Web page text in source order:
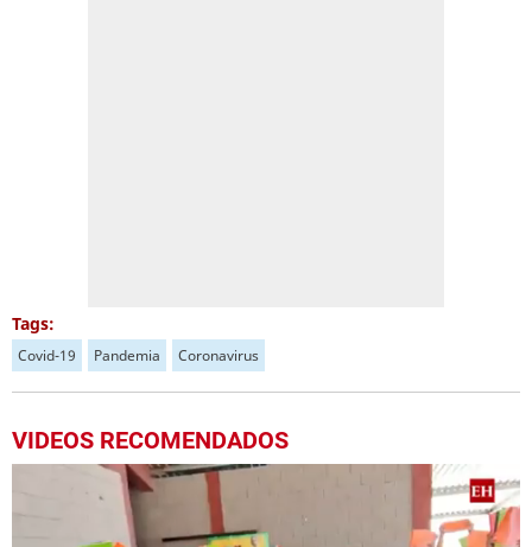
Tags:
Covid-19 Pandemia Coronavirus
VIDEOS RECOMENDADOS